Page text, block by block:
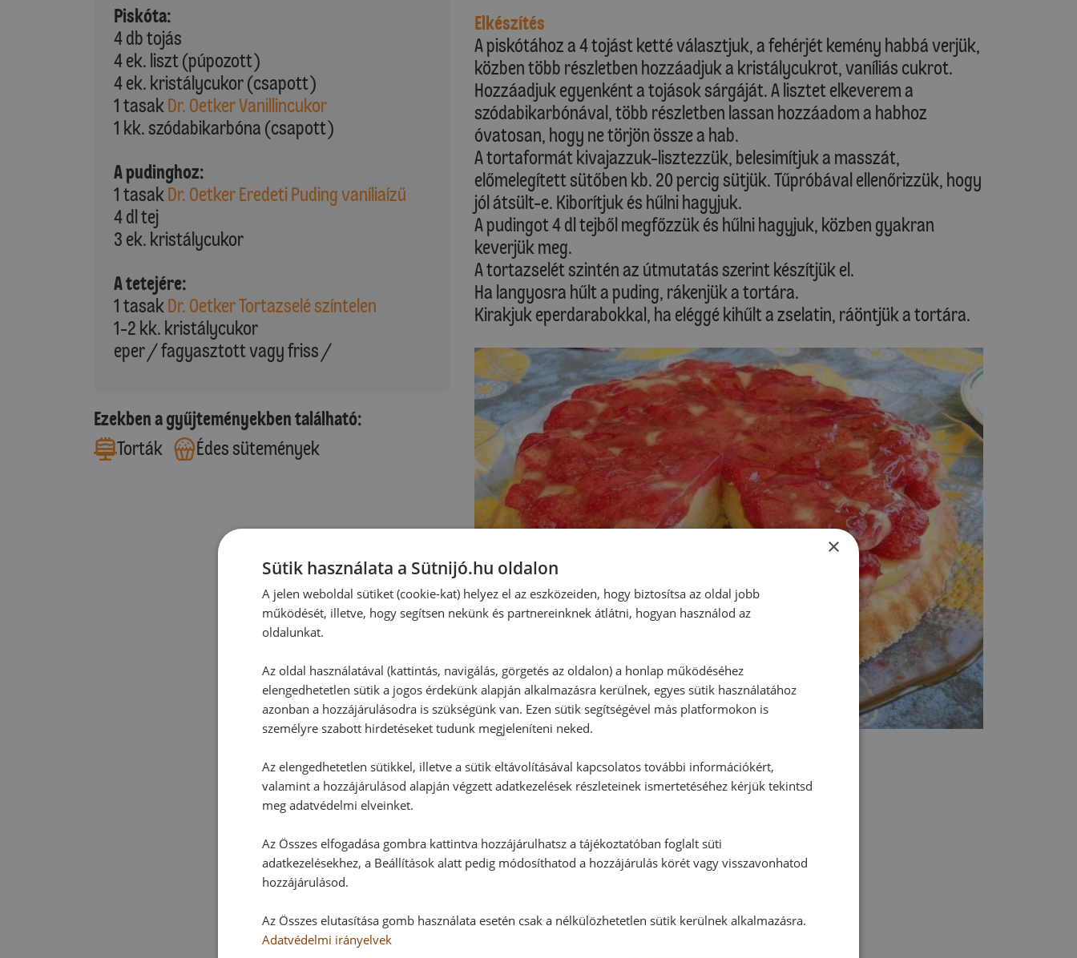
Piskóta:
4 db tojás
4 ek. liszt (púpozott)
4 ek. kristálycukor (csapott)
1 tasakDr. Oetker Vanillincukor
1 kk. szódabikarbóna (csapott)
A pudinghoz:
1 tasakDr. Oetker Eredeti Puding vaníliaízű
4 dl tej
3 ek. kristálycukor
A tetejére:
1 tasakDr. Oetker Tortazselé színtelen
1-2 kk. kristálycukor
eper / fagyasztott vagy friss /
Ezekben a gyűjteményekben található:
Torták
Édes sütemények
Elkészítés
A piskótához a 4 tojást ketté választjuk, a fehérjét kemény habbá verjük,
közben több részletben hozzáadjuk a kristálycukrot, vaníliás cukrot.
Hozzáadjuk egyenként a tojások sárgáját. A lisztet elkeverem a
szódabikarbónával, több részletben lassan hozzáadom a habhoz
óvatosan, hogy ne törjön össze a hab.
A tortaformát kivajazzuk-lisztezzük, belesimítjuk a masszát,
előmelegített sütőben kb. 20 percig sütjük. Tűpróbával ellenőrizzük, hogy
jól átsült-e. Kiborítjuk és hűlni hagyjuk.
A pudingot 4 dl tejből megfőzzük és hűlni hagyjuk, közben gyakran
keverjük meg.
A tortazselét szintén az útmutatás szerint készítjük el.
Ha langyosra hűlt a puding, rákenjük a tortára.
Kirakjuk eperdarabokkal, ha eléggé kihűlt a zselatin, ráöntjük a tortára.
Hozzászólások
Ehhez a recepthez még nem érkezett hozzászólás.
Hozzászólás írása
×
Sütik használata a Sütnijó.hu oldalon
A jelen weboldal sütiket (cookie-kat) helyez el az eszközeiden, hogy biztosítsa az oldal jobb
működését, illetve, hogy segítsen nekünk és partnereinknek átlátni, hogyan használod az
oldalunkat.
Az oldal használatával (kattintás, navigálás, görgetés az oldalon) a honlap működéséhez
elengedhetetlen sütik a jogos érdekünk alapján alkalmazásra kerülnek, egyes sütik használatához
azonban a hozzájárulásodra is szükségünk van. Ezen sütik segítségével más platformokon is
személyre szabott hirdetéseket tudunk megjeleníteni neked.
Az elengedhetetlen sütikkel, illetve a sütik eltávolításával kapcsolatos további információkért,
valamint a hozzájárulásod alapján végzett adatkezelések részleteinek ismertetéséhez kérjük tekintsd
meg adatvédelmi elveinket.
Az Összes elfogadása gombra kattintva hozzájárulhatsz a tájékoztatóban foglalt süti
adatkezelésekhez, a Beállítások alatt pedig módosíthatod a hozzájárulás körét vagy visszavonhatod
hozzájárulásod.
Az Összes elutasítása gomb használata esetén csak a nélkülözhetetlen sütik kerülnek alkalmazásra.
Adatvédelmi irányelvek